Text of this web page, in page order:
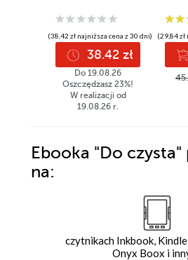
(38,42 zł najniższa cena z 30 dni)
38.42 zł
Do 19.08.26
Oszczędzasz 23%!
W realizacji od
19.08.26 r.
(29,84 zł
Ebooka "Do czysta"
na:
czytnikach Inkbook,
Onyx Boox i